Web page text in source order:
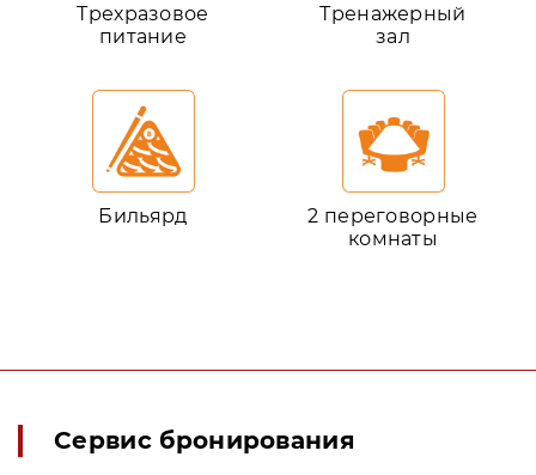
Трехразовое
питание
Тренажерный
зал
Бильярд
2 переговорные
комнаты
Сервис бронирования